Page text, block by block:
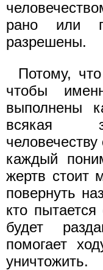
рано или
разрешены.
Потому,
чтобы
выполнены
всякая
каждый
жертв стоит
повернуть
кто
будет
помогает
уничтожить.